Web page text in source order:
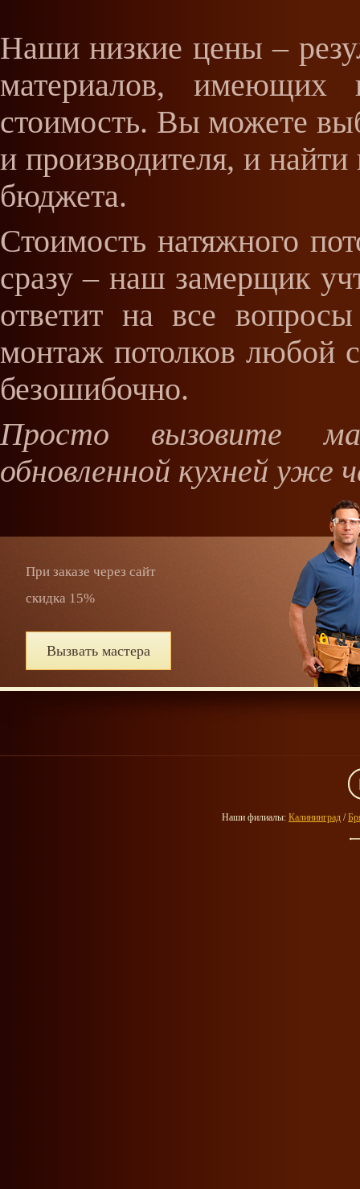
Наши низкие цены –
материалов, имеющих
стоимость. Вы можете
и производителя, и
бюджета.
Стоимость натяжного
сразу – наш замерщик
ответит на все
монтаж потолков любой
безошибочно.
Просто вызовите
обновленной кухней уже
При заказе через сайт
скидка 15%
Вызвать мастера
Наши филиалы: Калининград /